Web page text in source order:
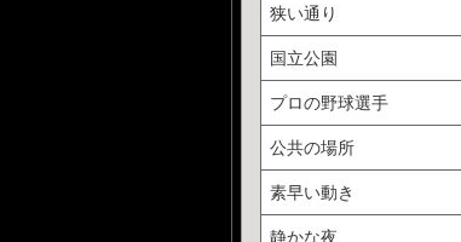
狭い通り
国立公園
プロの野球選手
公共の場所
素早い動き
静かな夜